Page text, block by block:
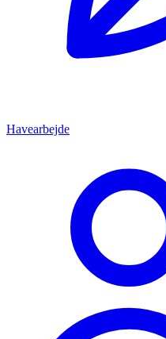
Havearbejde